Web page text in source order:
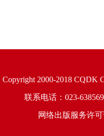
Copyright 2000-2018 CQDK
联系电话：023-
网络出版服务许